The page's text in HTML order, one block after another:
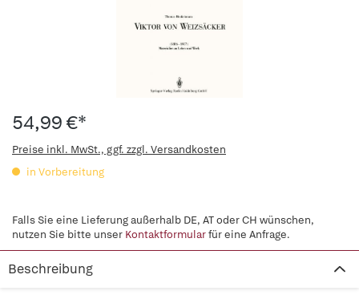
54,99 €*
Preise inkl. MwSt., ggf. zzgl. Versandkosten
in Vorbereitung
Falls Sie eine Lieferung außerhalb DE, AT oder CH wünschen,
nutzen Sie bitte unser Kontaktformularfür eine Anfrage.
Beschreibung